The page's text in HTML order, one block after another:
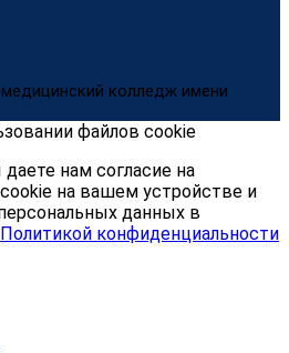
колледж имени
файлов cookie
нам согласие на
на вашем устройстве и
данных в
Политикой конфиденциальности